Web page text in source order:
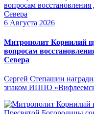
6 Августа 2026
Митрополит Корнилий
вопросам
Севера
Сергей Степашин
знаком ИППО